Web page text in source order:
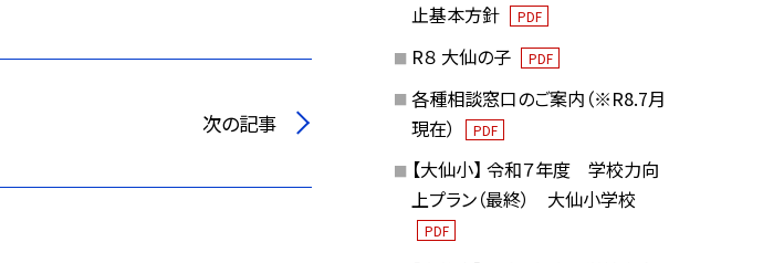
次の記事
止基本方針
PDF
R８ 大仙の子 PDF
各種相談窓口のご案内（※R8.7月
現在）
PDF
【大仙小】 令和７年度 学校力向
上プラン（最終） 大仙小学校
PDF